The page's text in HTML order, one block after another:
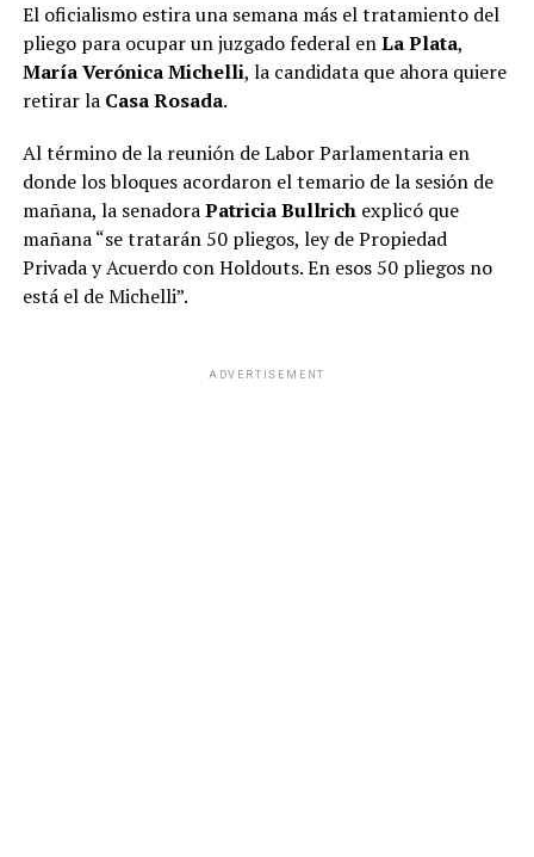
El oficialismo estira una semana más el tratamiento del
pliego para ocupar un juzgado federal enLa Plata,
María Verónica Michelli, la candidata que ahora quiere
retirar la Casa Rosada.
Al término de la reunión de Labor Parlamentaria en
donde los bloques acordaron el temario de la sesión de
mañana, la senadoraPatricia Bullrichexplicó que
mañana “se tratarán 50 pliegos, ley de Propiedad
Privada y Acuerdo con Holdouts. En esos 50 pliegos no
está el de Michelli”.
ADVERTISEMENT